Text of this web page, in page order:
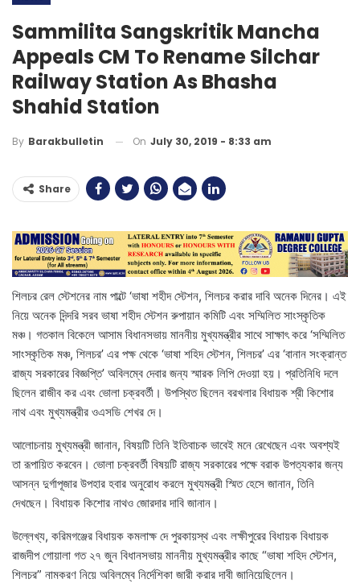
Sammilita Sangskritik Mancha
Appeals CM To Rename Silchar
Railway Station As Bhasha
Shahid Station
By Barakbulletin On July 30, 2019 - 8:33 am
Share
শিলচর রেল স্টেশনের নাম পাল্টে ‘ভাষা শহীদ স্টেশন, শিলচর করার দাবি অনেক দিনের। এই
নিয়ে অনেক দিন্দরি সরব ভাষা শহীদ স্টেশন রুপায়ান কমিটি এবং সম্মিলিত সাংস্কৃতিক
মঞ্চ। গতকাল বিকেলে আসাম বিধানসভায় মাননীয় মুখ্যমন্ত্রীর সাথে সাক্ষাৎ করে ‘সম্মিলিত
সাংস্কৃতিক মঞ্চ, শিলচর’ এর পক্ষ থেকে ‘ভাষা শহিদ স্টেশন, শিলচর’ এর ‘বানান সংক্রান্ত
রাজ্য সরকারের বিজ্ঞপ্তি’ অবিলম্বে দেবার জন্য স্মারক লিপি দেওয়া হয়। প্রতিনিধি দলে
ছিলেন রাজীব কর এবং ভোলা চক্রবর্তী। উপস্থিত ছিলেন বরখলার বিধায়ক শ্রী কিশোর
নাথ এবং মুখ্যমন্ত্রীর ওএসডি শেখর দে।
আলোচনায় মুখ্যমন্ত্রী জানান, বিষয়টি তিনি ইতিবাচক ভাবেই মনে রেখেছেন এবং অবশ্যই
তা রূপায়িত করবেন। ভোলা চক্রবর্তী বিষয়টি রাজ্য সরকারের পক্ষে বরাক উপত্যকার জন্য
আসন্ন দুর্গাপূজার উপহার হবার অনুরোধ করলে মুখ্যমন্ত্রী স্মিত হেসে জানান, তিনি
দেখছেন। বিধায়ক কিশোর নাথও জোরদার দাবি জানান।
উল্লেখ্য, করিমগঞ্জের বিধায়ক কমলাক্ষ দে পুরকায়স্থ এবং লক্ষীপুরের বিধায়ক বিধায়ক
রাজদীপ গোয়ালা গত ২৭ জুন বিধানসভায় মাননীয় মুখ্যমন্ত্রীর কাছে “ভাষা শহিদ স্টেশন,
শিলচর” নামকরণ নিয়ে অবিলম্বে নির্দেশিকা জারী করার দাবী জানিয়েছিলেন।